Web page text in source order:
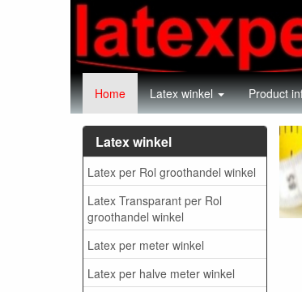
Home Latex winkel Product
Latex winkel
Latex per Rol groothandel winkel
Latex Transparant per Rol
groothandel winkel
Latex per meter winkel
Latex per halve meter winkel